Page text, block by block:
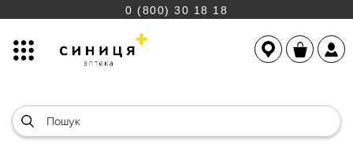
0 (800) 30 18 18